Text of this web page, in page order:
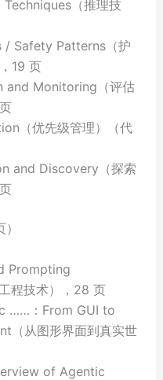
（推理技
/ Safety Patterns（护
19 页
and Monitoring（评估
（优先级管理）（代
and Discovery（探索
Prompting
程技术），28 页
……：From GUI to
（从图形界面到真实世
of Agentic